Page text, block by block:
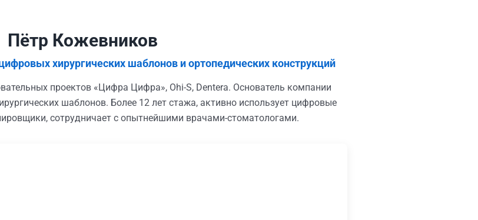
Пётр Кожевников
хирургических шаблонов и ортопедических конструкций
проектов «Цифра Цифра», Ohi-S, Dentera. Основатель компании
шаблонов. Более 12 лет стажа, активно использует цифровые
сотрудничает с опытнейшими врачами-стоматологами.